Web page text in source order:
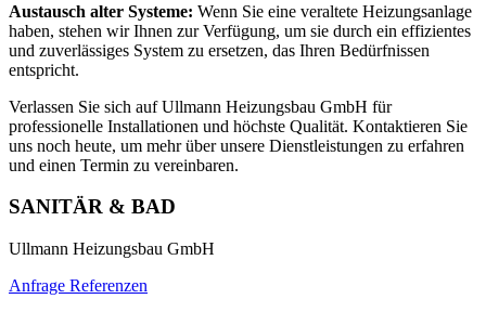
Austausch alter Systeme: Wenn Sie eine veraltete Heizungsanlage
haben, stehen wir Ihnen zur Verfügung, um sie durch ein effizientes
und zuverlässiges System zu ersetzen, das Ihren Bedürfnissen
entspricht.
Verlassen Sie sich auf Ullmann Heizungsbau GmbH für
professionelle Installationen und höchste Qualität. Kontaktieren Sie
uns noch heute, um mehr über unsere Dienstleistungen zu erfahren
und einen Termin zu vereinbaren.
SANITÄR & BAD
Ullmann Heizungsbau GmbH
Anfrage Referenzen